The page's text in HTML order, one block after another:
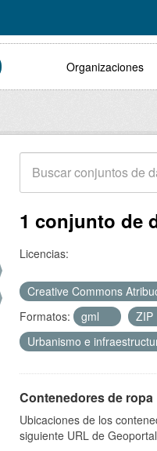
Organizaciones
1 conjunto de
Licencias:
Creative Commons
Formatos:
gml ZIP
Urbanismo e
Contenedores de ropa
Ubicaciones de los
siguiente URL de